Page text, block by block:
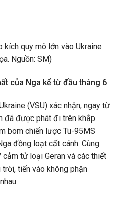
kích quy mô lớn vào Ukraine
Nguồn: SM)
của Nga kể từ đầu tháng 6
(VSU) xác nhận, ngay từ
đã được phát đi trên khắp
bom chiến lược Tu-95MS
đồng loạt cất cánh. Cùng
tử loại Geran và các thiết
tiến vào không phận